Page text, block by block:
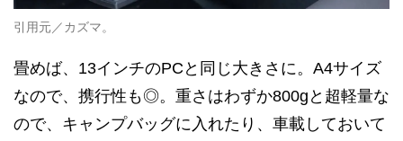
引用元／カズマ。
畳めば、13インチのPCと同じ大きさに。A4サイズ
なので、携行性も◎。重さはわずか800gと超軽量な
ので、キャンプバッグに入れたり、車載しておいて